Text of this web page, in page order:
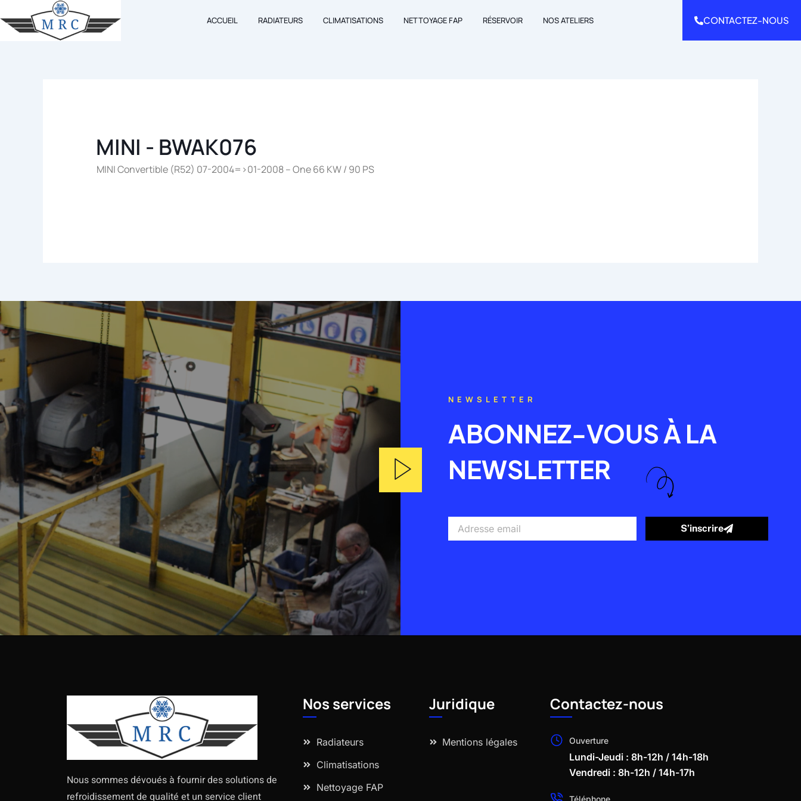
au
ACCUEIL RADIATEURS CLIMATISATIONS NETTOYAGE FAP RÉSERVOIR NOS ATELIERS CONTACTEZ-NOUS
MINI - BWAK076
MINI Convertible (R52) 07-2004=>01-2008 – One 66 KW / 90 PS
NEWSLETTER
ABONNEZ-VOUS À LA
NEWSLETTER
email
S’inscrire
Nous sommes dévoués à fournir des solutions de
refroidissement de qualité et un service client
Nos services
Radiateurs
Climatisations
Nettoyage FAP
Juridique
Mentions légales
Contactez-nous
Ouverture
Lundi-Jeudi : 8h-12h / 14h-18h
Vendredi : 8h-12h / 14h-17h
Téléphone